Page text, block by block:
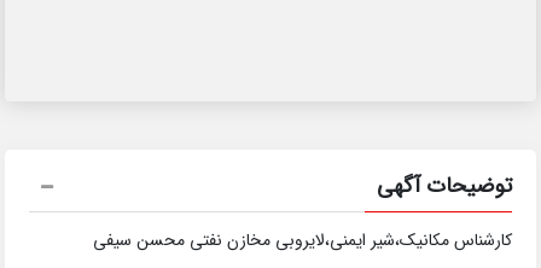
توضیحات آگهی
کارشناس مکانیک،شیر ایمنی،لایروبی مخازن نفتی محسن سیفی